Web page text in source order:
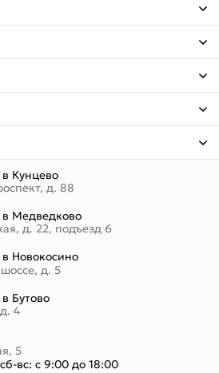
Кунцево
д. 88
Медведково
д. 22, подъезд 6
Новокосино
д. 5
Бутово
4
5
сб-вс: с 9:00 до 18:00